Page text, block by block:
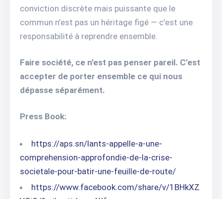
conviction discrète mais puissante que le
commun n’est pas un héritage figé — c’est une
responsabilité à reprendre ensemble.
Faire société, ce n’est pas penser pareil. C’est
accepter de porter ensemble ce qui nous
dépasse séparément.
Press Book:
https://aps.sn/lants-appelle-a-une-
comprehension-approfondie-de-la-crise-
societale-pour-batir-une-feuille-de-route/
https://www.facebook.com/share/v/1BHkXZ